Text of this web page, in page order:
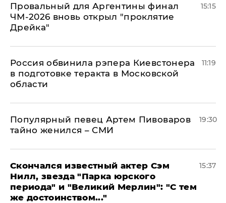
Провальный для Аргентины финал
ЧМ-2026 вновь открыл "проклятие
Дрейка"
15:15
Россия обвинила рэпера Киевстонера
в подготовке теракта в Московской
области
11:19
Популярный певец Артем Пивоваров
тайно женился – СМИ
19:30
Скончался известный актер Сэм
Нилл, звезда "Парка юрского
периода" и "Великий Мерлин": "С тем
же достоинством..."
15:37